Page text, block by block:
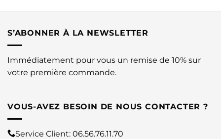
S’ABONNER À LA NEWSLETTER
Immédiatement pour vous un remise de 10% sur
votre première commande.
VOUS-AVEZ BESOIN DE NOUS CONTACTER ?
Service Client: 06.56.76.11.70